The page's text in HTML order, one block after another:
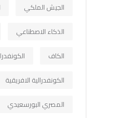
الجيش الملكي
الذكاء الاصطناعي
الكاف
الكونفدرالية الافريقية
المصري البورسعيدي